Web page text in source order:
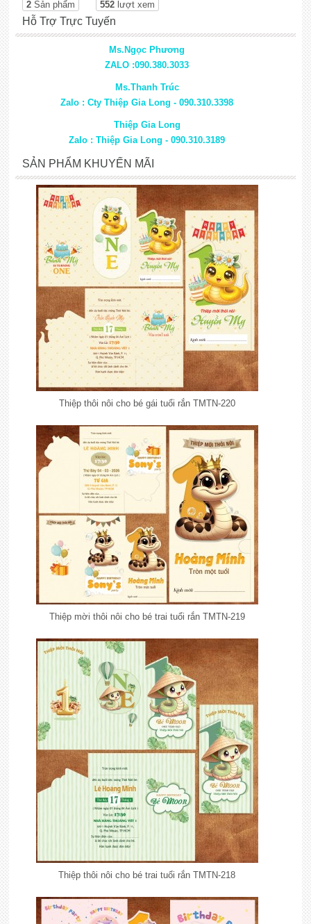
2Sản phẩm 552lượt xem
Hỗ Trợ Trực Tuyến
Ms.Ngọc Phương
ZALO :090.380.3033
Ms.Thanh Trúc
Zalo : Cty Thiệp Gia Long - 090.310.3398
Thiệp Gia Long
Zalo : Thiệp Gia Long - 090.310.3189
SẢN PHẨM KHUYẾN MÃI
Thiệp thôi nôi cho bé gái tuổi rắn TMTN-220
Thiệp mời thôi nôi cho bé trai tuổi rắn TMTN-219
Thiệp thôi nôi cho bé trai tuổi rắn TMTN-218